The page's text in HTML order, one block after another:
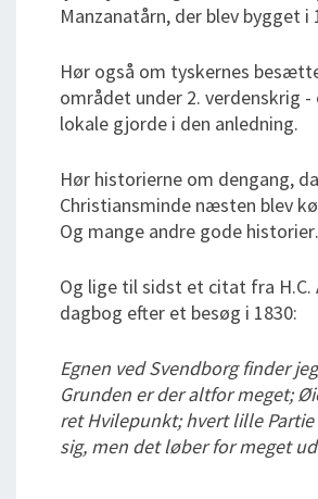
Manzanatårn, der blev bygget i
Hør også om tyskernes
området under 2. verdenskrig -
lokale gjorde i den anledning.
Hør historierne om dengang,
Christiansminde næsten blev
Og mange andre gode
Og lige til sidst et citat fra H.C.
dagbog efter et besøg i 1830:
Egnen ved Svendborg finder
Grunden er der altfor meget;
ret Hvilepunkt; hvert lille
sig, men det løber for meget